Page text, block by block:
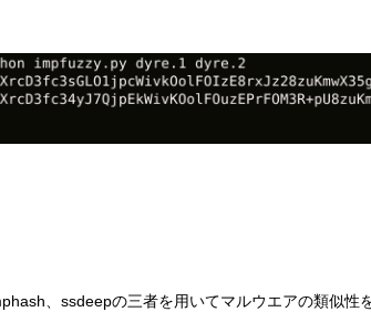
、ssdeepの三者を用いてマルウエアの類似性